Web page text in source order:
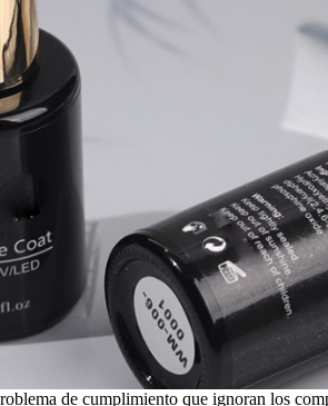
de cumplimiento que ignoran los